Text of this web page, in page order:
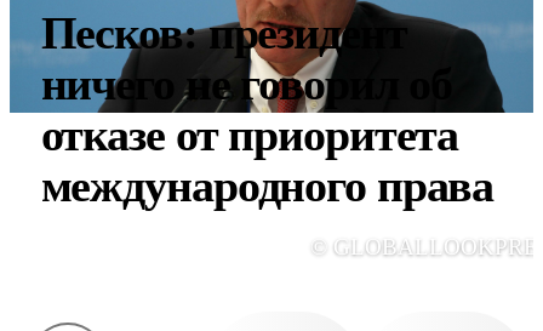
Песков: президент
ничего не говорил об
отказе от приоритета
международного права
©